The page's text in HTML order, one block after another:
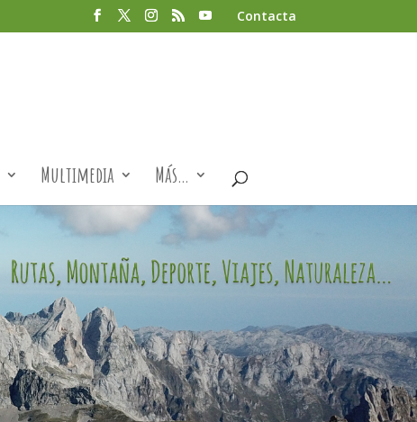
Contacta
Multimedia Más…